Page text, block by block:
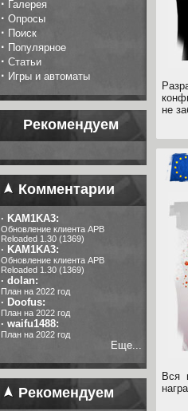
· Галерея
· Опросы
· Поиск
· Популярное
· Статьи
· Игры и автоматы
Рекомендуем
Комментарии
· KAM1KA3:
Обновление клиента APB
Reloaded 1.30 (1369)
· KAM1KA3:
Обновление клиента APB
Reloaded 1.30 (1369)
· dolan:
План на 2022 год
· Doofus:
План на 2022 год
· waifu1488:
План на 2022 год
Еще...
Рекомендуем
не
Вся